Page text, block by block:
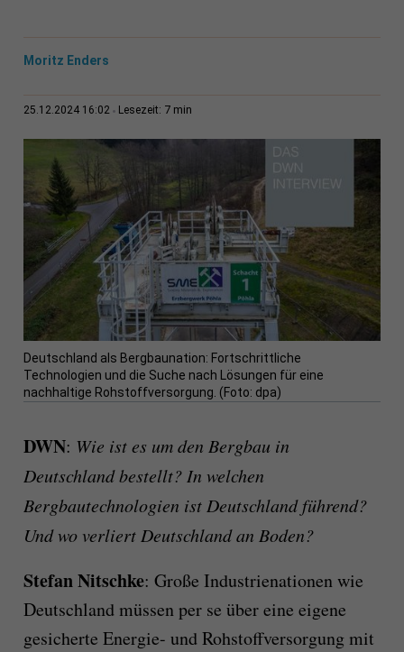
Moritz Enders
25.12.2024 16:02 Lesezeit: 7 min
Deutschland als Bergbaunation: Fortschrittliche
Technologien und die Suche nach Lösungen für eine
nachhaltige Rohstoffversorgung. (Foto: dpa)
​​​DWN: Wie ist es um den Bergbau in
Deutschland bestellt? In welchen
Bergbautechnologien ist Deutschland führend?
Und wo verliert Deutschland an Boden?
Stefan Nitschke: Große Industrienationen wie
Deutschland müssen per se über eine eigene
gesicherte Energie- und Rohstoffversorgung mit